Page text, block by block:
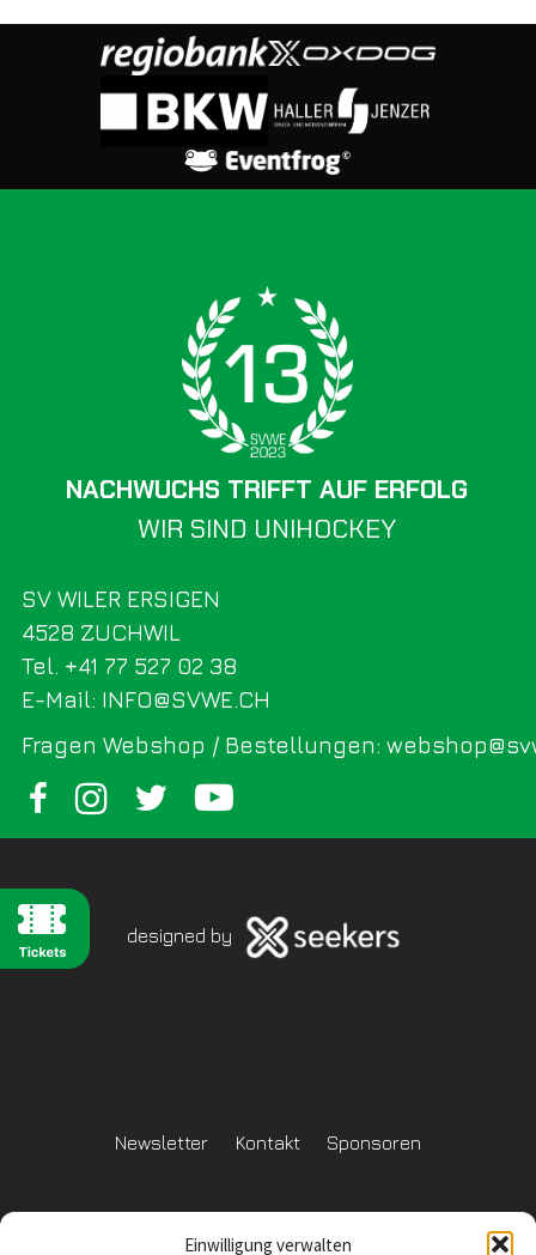
Einwilligung verwalten
SV WILER ERSIGEN
Fragen Webshop / Bestellungen:
4528 ZUCHWIL
Tel. +41 77 527 02 38
E-Mail: INFO@SVWE.CH
WIR SIND UNIHOCKEY
NACHWUCHS TRIFFT AUF ERFOLG
designed by
Newsletter Kontakt Sponsoren